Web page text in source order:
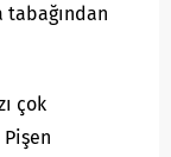
çok